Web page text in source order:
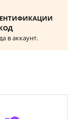
в аккаунт.